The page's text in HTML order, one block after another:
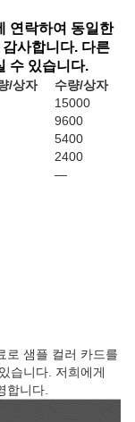
연락하여 동일한
사합니다. 다른
수 있습니다.
/상자
수량/상자
15000
9600
5400
2400
—
로 샘플 컬러 카드를
습니다. 저희에게
합니다.